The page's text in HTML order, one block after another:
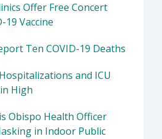
Offer Free Concert
19 Vaccine
Ten COVID-19 Deaths
and ICU
High
Obispo Health Officer
in Indoor Public